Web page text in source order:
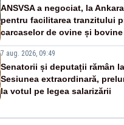
ANSVSA a negociat, la
pentru facilitarea tranzitului
carcaselor de ovine și bovine
7 aug. 2026, 09:49
Senatorii și deputații rămân
Sesiunea extraordinară,
la votul pe legea salarizării